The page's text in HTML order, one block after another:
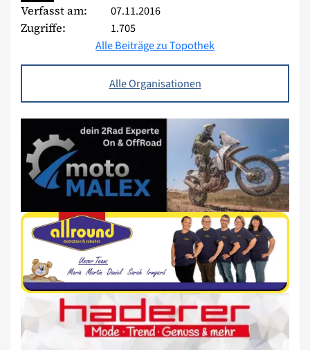
Verfasst am: 07.11.2016
Zugriffe:
1.705
Alle Beiträge zu Topothek
Alle Organisationen